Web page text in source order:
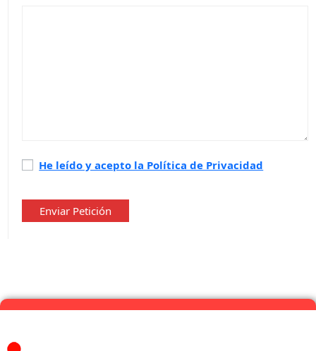
Política
privacidad*
He leído y acepto la Política de Privacidad
Enviar Petición